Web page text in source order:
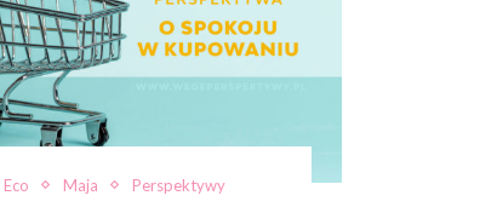
Eco Maja Perspektywy